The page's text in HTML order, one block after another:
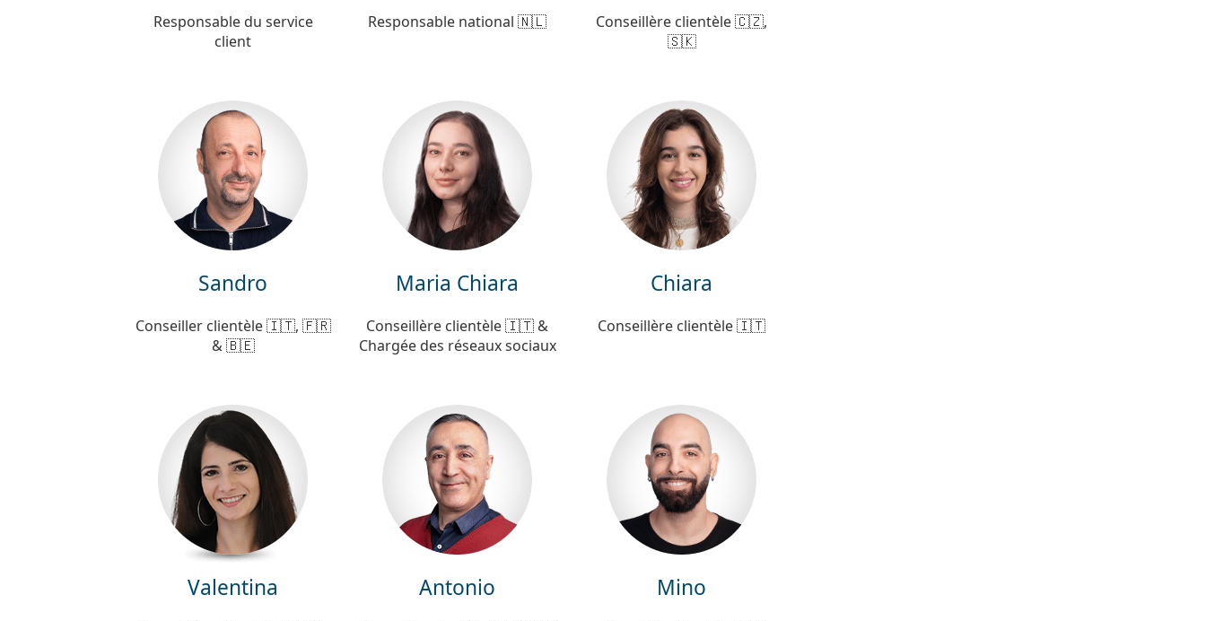
Responsable du service
client
Responsable national 🇳🇱
Conseillère clientèle 🇨🇿,
🇸🇰
Sandro
Conseiller clientèle 🇮🇹, 🇫🇷
& 🇧🇪
Maria Chiara
Conseillère clientèle 🇮🇹 &
Chargée des réseaux sociaux
Chiara
Conseillère clientèle 🇮🇹
Valentina Antonio Mino